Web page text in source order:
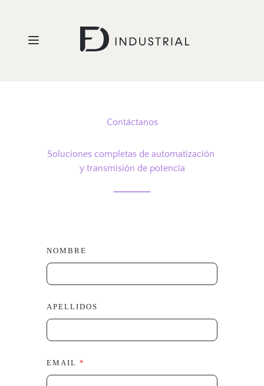
Contáctanos
Soluciones completas de automatización
y transmisión de potencia
NOMBRE
APELLIDOS
EMAIL *